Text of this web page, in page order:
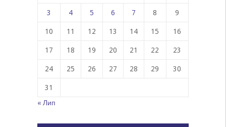
3 4 5 6 7 8 9
10 11 12 13 14 15 16
17 18 19 20 21 22 23
24 25 26 27 28 29 30
31
« Лип